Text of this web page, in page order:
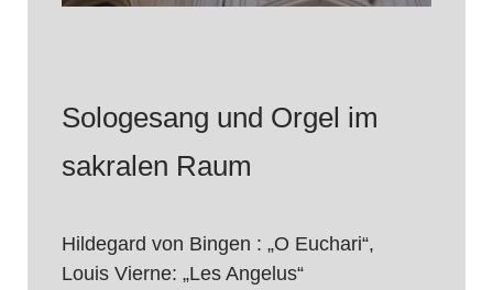
Sologesang und Orgel im
sakralen Raum
Hildegard von Bingen : „O Euchari“,
Louis Vierne: „Les Angelus“